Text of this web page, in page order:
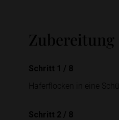
Zubereitung
Schritt 1 / 8
Haferflocken in eine
Schritt 2 / 8